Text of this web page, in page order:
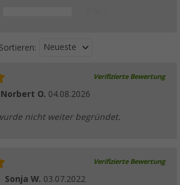
Sortieren: Neueste
Verifizierte Bewertung
Norbert O. 04.08.2026
nicht weiter begründet.
Verifizierte Bewertung
Sonja W. 03.07.2022